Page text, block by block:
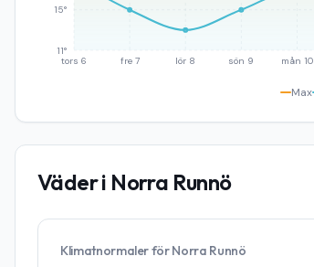
tors 6 fre 7 lör 8 sön 9 mån 10
11°
15°
Max
Väder i Norra Runnö
Klimatnormaler förNorra Runnö